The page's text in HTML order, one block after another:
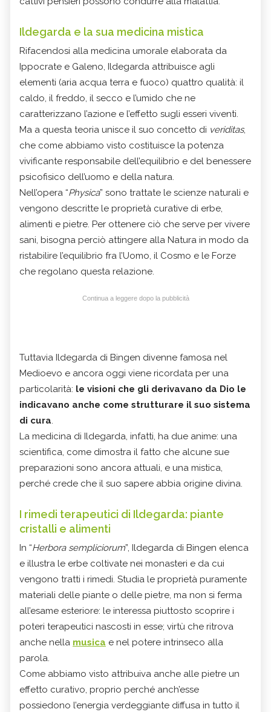
Ildegarda e la sua medicina mistica
Rifacendosi alla medicina umorale elaborata da
Ippocrate e Galeno, Ildegarda attribuisce agli
elementi (aria acqua terra e fuoco) quattro qualità: il
caldo, il freddo, il secco e l’umido che ne
caratterizzano l’azione e l’effetto sugli esseri viventi.
Ma a questa teoria unisce il suo concetto di veriditas,
che come abbiamo visto costituisce la potenza
vivificante responsabile dell’equilibrio e del benessere
psicofisico dell’uomo e della natura.
Nell’opera “Physica” sono trattate le scienze naturali e
vengono descritte le proprietà curative di erbe,
alimenti e pietre. Per ottenere ciò che serve per vivere
sani, bisogna perciò attingere alla Natura in modo da
ristabilire l’equilibrio fra l’Uomo, il Cosmo e le Forze
che regolano questa relazione.
Continua a leggere dopo la pubblicità
Tuttavia Ildegarda di Bingen divenne famosa nel
Medioevo e ancora oggi viene ricordata per una
particolarità: le visioni che gli derivavano da Dio le
indicavano anche come strutturare il suo sistema
di cura.
La medicina di Ildegarda, infatti, ha due anime: una
scientifica, come dimostra il fatto che alcune sue
preparazioni sono ancora attuali, e una mistica,
perché crede che il suo sapere abbia origine divina.
I rimedi terapeutici di Ildegarda: piante
cristalli e alimenti
In “Herbora sempliciorum”, Ildegarda di Bingen elenca
e illustra le erbe coltivate nei monasteri e da cui
vengono tratti i rimedi. Studia le proprietà puramente
materiali delle piante o delle pietre, ma non si ferma
all’esame esteriore: le interessa piuttosto scoprire i
poteri terapeutici nascosti in esse; virtù che ritrova
anche nella musica e nel potere intrinseco alla
parola.
Come abbiamo visto attribuiva anche alle pietre un
effetto curativo, proprio perché anch’esse
possiedono l’energia verdeggiante diffusa in tutto il